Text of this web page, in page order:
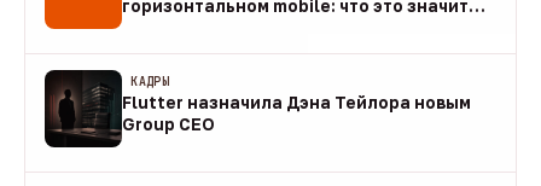
горизонтальном mobile: что это значит
КАДРЫ
Flutter назначила Дэна Тейлора новым
Group CEO